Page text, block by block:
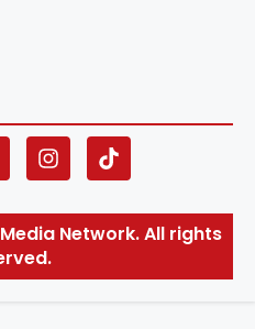
Network. All rights